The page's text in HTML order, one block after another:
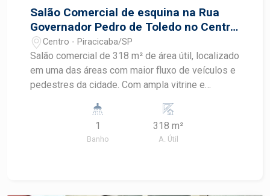
Salão Comercial de esquina na Rua
Governador Pedro de Toledo no Centro
de Piracicaba
Centro - Piracicaba/SP
Salão comercial de 318 m² de área útil, localizado
em uma das áreas com maior fluxo de veículos e
pedestres da cidade. Com ampla vitrine e
segmentos, oferecendo excelente potencial de
exposição e personalização. Informações do
imóvel - Área útil: 318 m² - Ampla vitrine na
1
Banho
318 m²
A. Útil